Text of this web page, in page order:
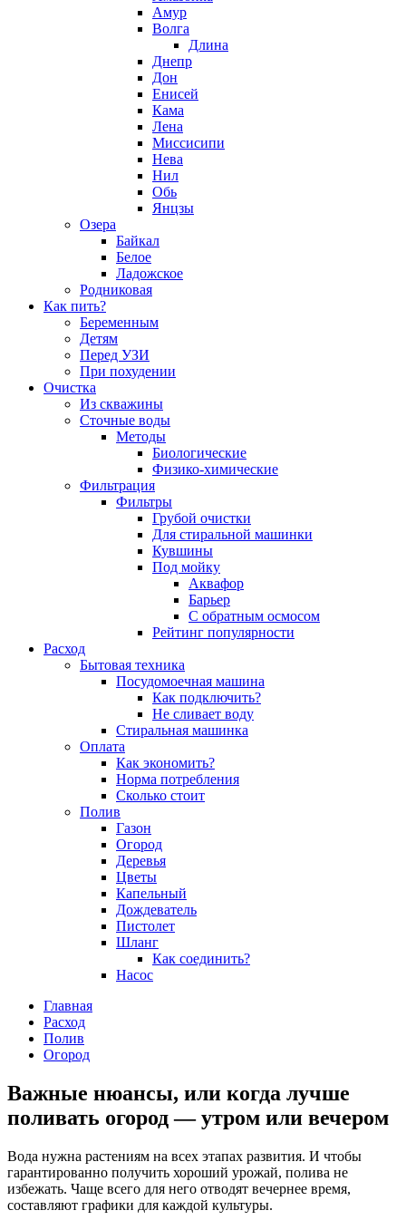
Амур
Волга
Длина
Днепр
Дон
Енисей
Кама
Лена
Миссисипи
Нева
Нил
Обь
Янцзы
Озера
Байкал
Белое
Ладожское
Родниковая
Как пить?
Беременным
Детям
Перед УЗИ
При похудении
Очистка
Из скважины
Сточные воды
Методы
Биологические
Физико-химические
Фильтрация
Фильтры
Грубой очистки
Для стиральной машинки
Кувшины
Под мойку
Аквафор
Барьер
С обратным осмосом
Рейтинг популярности
Расход
Бытовая техника
Посудомоечная машина
Как подключить?
Не сливает воду
Стиральная машинка
Оплата
Как экономить?
Норма потребления
Сколько стоит
Полив
Газон
Огород
Деревья
Цветы
Капельный
Дождеватель
Пистолет
Шланг
Как соединить?
Насос
Главная
Расход
Полив
Огород
Важные нюансы, или когда лучше
поливать огород — утром или вечером
Вода нужна растениям на всех этапах развития. И чтобы
гарантированно получить хороший урожай, полива не
избежать. Чаще всего для него отводят вечернее время,
составляют графики для каждой культуры.